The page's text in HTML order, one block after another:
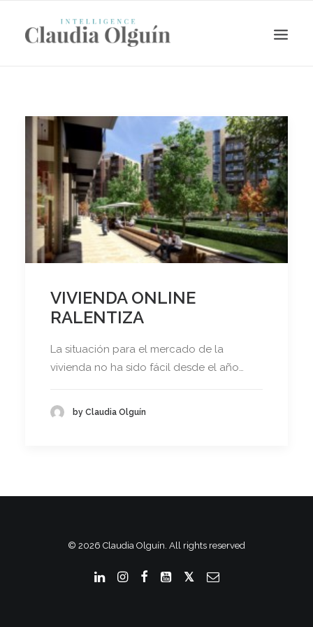
Search
VIVIENDA ONLINE
RALENTIZA
La situación para el mercado de la
vivienda no ha sido fácil desde el año…
by Claudia Olguín
© 2026 Claudia Olguín. All rights reserved